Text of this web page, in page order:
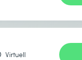
Virtuell